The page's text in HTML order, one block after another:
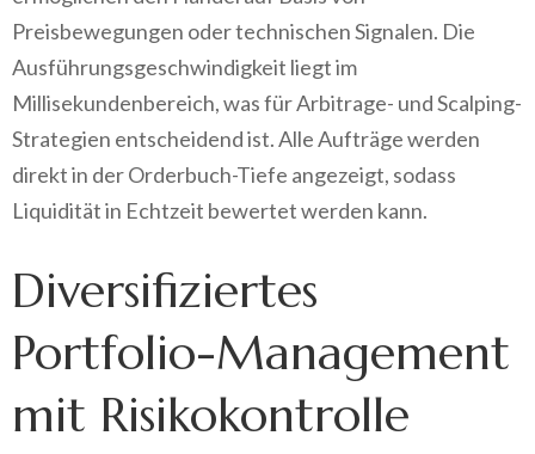
Preisbewegungen oder technischen Signalen. Die
Ausführungsgeschwindigkeit liegt im
Millisekundenbereich, was für Arbitrage- und Scalping-
Strategien entscheidend ist. Alle Aufträge werden
direkt in der Orderbuch-Tiefe angezeigt, sodass
Liquidität in Echtzeit bewertet werden kann.
Diversifiziertes
Portfolio-Management
mit Risikokontrolle